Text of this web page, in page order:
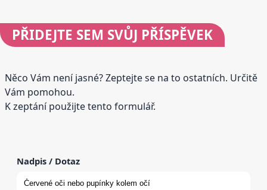
PŘIDEJTE SEM SVŮJ PŘÍSPĚVEK
Něco Vám není jasné? Zeptejte se na to ostatních. Určitě
Vám pomohou.
K zeptání použijte tento formulář.
Nadpis / Dotaz